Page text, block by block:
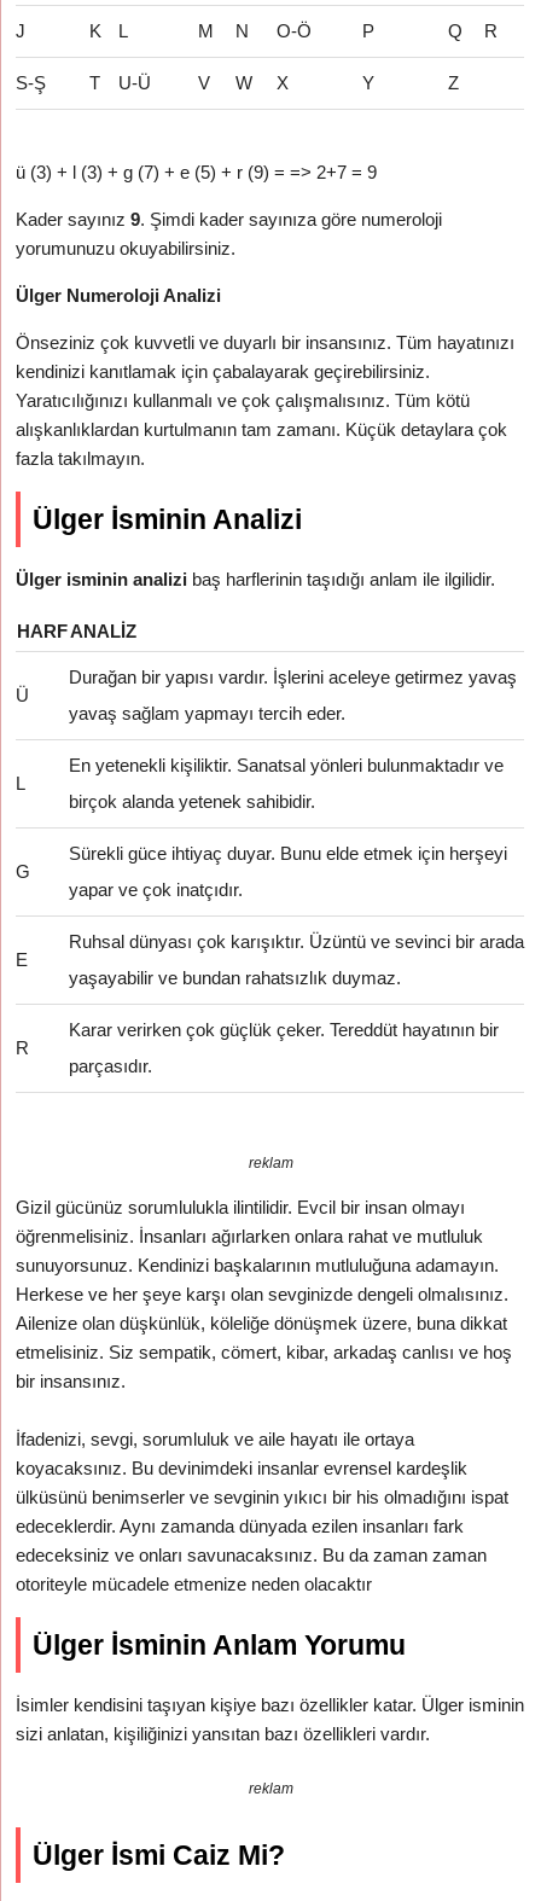
J K L M N O-Ö P Q R
S-Ş T U-Ü V W X Y Z
ü (3) + l (3) + g (7) + e (5) + r (9) = => 2+7 = 9
Kader sayınız9. Şimdi kader sayınıza göre numeroloji
yorumunuzu okuyabilirsiniz.
Ülger Numeroloji Analizi
Önseziniz çok kuvvetli ve duyarlı bir insansınız. Tüm hayatınızı
kendinizi kanıtlamak için çabalayarak geçirebilirsiniz.
Yaratıcılığınızı kullanmalı ve çok çalışmalısınız. Tüm kötü
alışkanlıklardan kurtulmanın tam zamanı. Küçük detaylara çok
fazla takılmayın.
Ülger İsminin Analizi
Ülger isminin analizi baş harflerinin taşıdığı anlam ile ilgilidir.
HARFANALIZ
Ü
Durağan bir yapısı vardır. İşlerini aceleye getirmez yavaş
yavaş sağlam yapmayı tercih eder.
L
En yetenekli kişiliktir. Sanatsal yönleri bulunmaktadır ve
birçok alanda yetenek sahibidir.
G
Sürekli güce ihtiyaç duyar. Bunu elde etmek için herşeyi
yapar ve çok inatçıdır.
E
Ruhsal dünyası çok karışıktır. Üzüntü ve sevinci bir arada
yaşayabilir ve bundan rahatsızlık duymaz.
R
Karar verirken çok güçlük çeker. Tereddüt hayatının bir
parçasıdır.
reklam
Gizil gücünüz sorumlulukla ilintilidir. Evcil bir insan olmayı
öğrenmelisiniz. İnsanları ağırlarken onlara rahat ve mutluluk
sunuyorsunuz. Kendinizi başkalarının mutluluğuna adamayın.
Herkese ve her şeye karşı olan sevginizde dengeli olmalısınız.
Ailenize olan düşkünlük, köleliğe dönüşmek üzere, buna dikkat
etmelisiniz. Siz sempatik, cömert, kibar, arkadaş canlısı ve hoş
bir insansınız.
İfadenizi, sevgi, sorumluluk ve aile hayatı ile ortaya
koyacaksınız. Bu devinimdeki insanlar evrensel kardeşlik
ülküsünü benimserler ve sevginin yıkıcı bir his olmadığını ispat
edeceklerdir. Aynı zamanda dünyada ezilen insanları fark
edeceksiniz ve onları savunacaksınız. Bu da zaman zaman
otoriteyle mücadele etmenize neden olacaktır
Ülger İsminin Anlam Yorumu
İsimler kendisini taşıyan kişiye bazı özellikler katar. Ülger isminin
sizi anlatan, kişiliğinizi yansıtan bazı özellikleri vardır.
reklam
Ülger İsmi Caiz Mi?